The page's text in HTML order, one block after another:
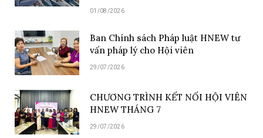
01/08/2026
Ban Chính sách Pháp luật HNEW tư
vấn pháp lý cho Hội viên
29/07/2026
CHƯƠNG TRÌNH KẾT NỐI HỘI VIÊN
HNEW THÁNG 7
29/07/2026